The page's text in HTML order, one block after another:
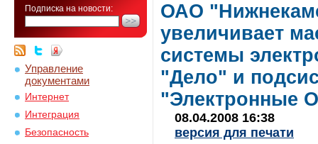
Подписка на новости:
Управление
документами
Интернет
Интеграция
Безопасность
ОАО
увеличивает
системы
"Дело" и
"Электронные
08.04.2008 16:38
версия для печати